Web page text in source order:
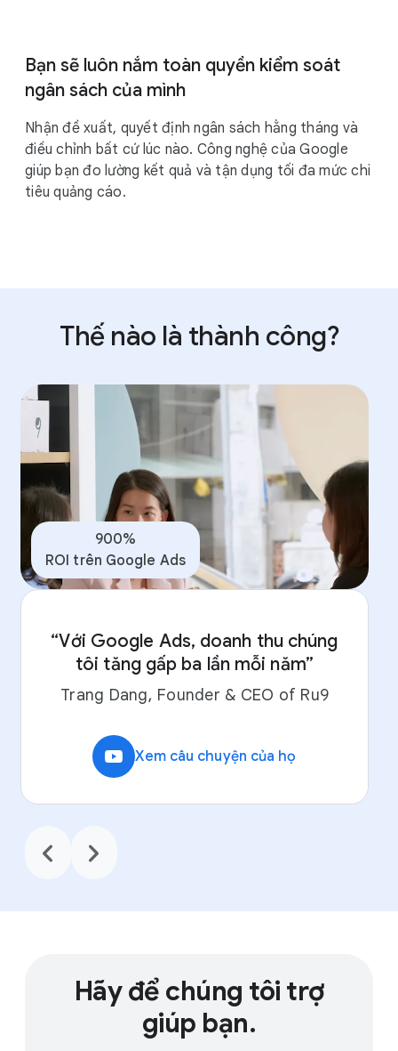
Bạn sẽ luôn nắm toàn quyền kiểm soát
ngân sách của mình
Nhận đề xuất, quyết định ngân sách hằng tháng và
điều chỉnh bất cứ lúc nào. Công nghệ của Google
giúp bạn đo lường kết quả và tận dụng tối đa mức chi
tiêu quảng cáo.
Thế nào là thành công?
900%
ROI trên Google Ads
“Với Google Ads, doanh thu chúng
tôi tăng gấp ba lần mỗi năm”
Trang Dang, Founder & CEO of Ru9
video_youtube Xem câu chuyện của họ
chevron_backward chevron_forward
Hãy để chúng tôi trợ
giúp bạn.